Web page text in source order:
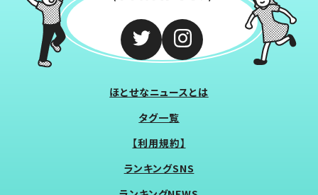
ほとせなニュースとは
タグ一覧
【利用規約】
ランキングSNS